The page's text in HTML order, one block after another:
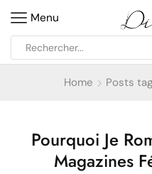
Menu
Home Posts
Beauté
Pourquoi Je
Magazines